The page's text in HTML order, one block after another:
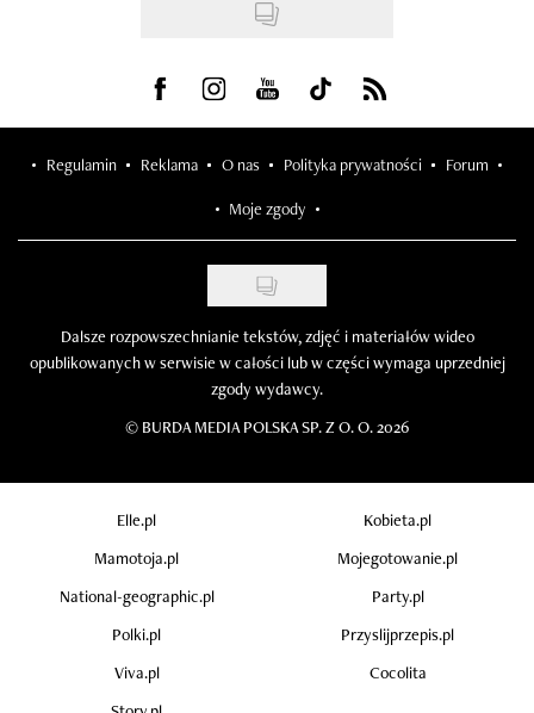
Visit us on Facebook
Visit us on Instagram
Visit us on Youtube
Visit us on Tiktok
Visit us on Rss
Regulamin Reklama O nas Polityka prywatności Forum
Moje zgody
Dalsze rozpowszechnianie tekstów, zdjęć i materiałów wideo
opublikowanych w serwisie w całości lub w części wymaga uprzedniej
zgody wydawcy.
© BURDA MEDIA POLSKA SP. Z O. O. 2026
Elle.pl
Kobieta.pl
Mamotoja.pl
Mojegotowanie.pl
National-geographic.pl
Party.pl
Polki.pl
Przyslijprzepis.pl
Viva.pl
Cocolita